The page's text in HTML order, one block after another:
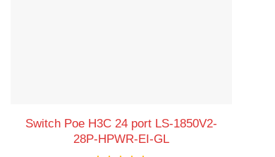
Switch Poe H3C 24 port LS-1850V2-
28P-HPWR-EI-GL